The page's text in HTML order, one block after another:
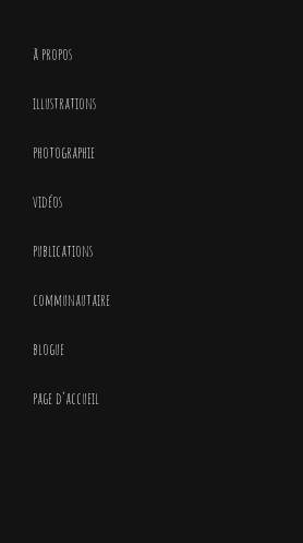
à propos
illustrations
photographie
vidéos
publications
communautaire
blogue
page d’accueil